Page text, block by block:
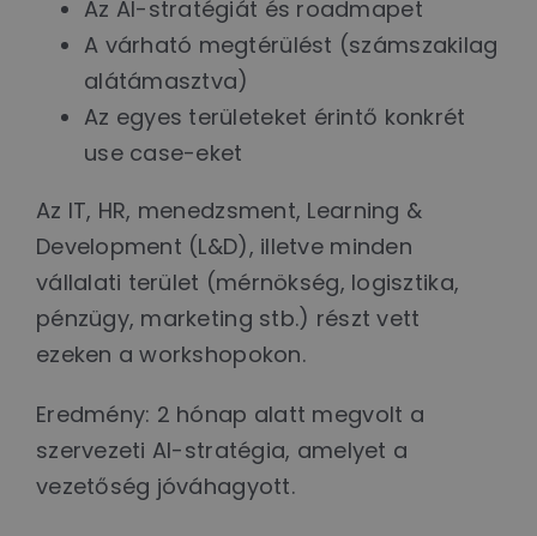
Az AI-stratégiát és roadmapet
A várható megtérülést (számszakilag
alátámasztva)
Az egyes területeket érintő konkrét
use case-eket
Az IT, HR, menedzsment, Learning &
Development (L&D), illetve minden
vállalati terület (mérnökség, logisztika,
pénzügy, marketing stb.) részt vett
ezeken a workshopokon.
Eredmény: 2 hónap alatt megvolt a
szervezeti AI-stratégia, amelyet a
vezetőség jóváhagyott.